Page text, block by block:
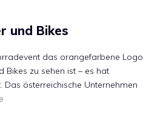
und Bikes
das orangefarbene Logo
Bikes zu sehen ist – es hat
österreichische Unternehmen